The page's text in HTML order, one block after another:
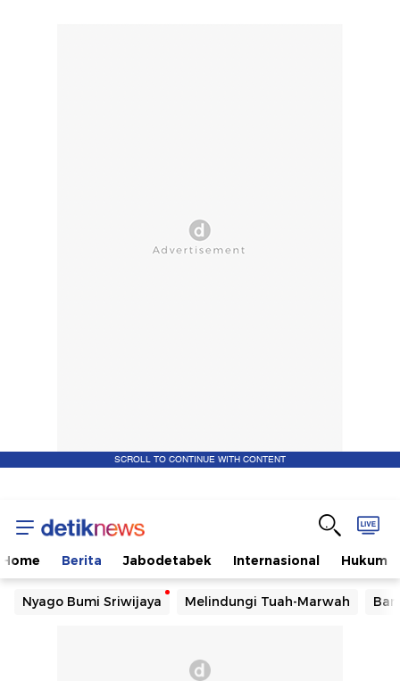
SCROLL TO CONTINUE WITH CONTENT
Home Berita Jabodetabek Internasional Hukum
Nyago Bumi Sriwijaya Melindungi Tuah-Marwah